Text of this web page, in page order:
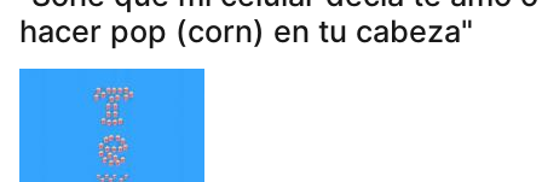
hacer pop (corn) en tu cabeza"